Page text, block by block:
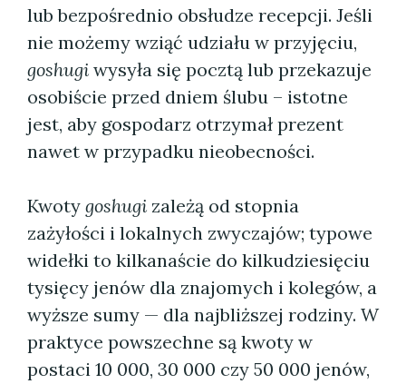
lub bezpośrednio obsłudze recepcji. Jeśli
nie możemy wziąć udziału w przyjęciu,
goshugi wysyła się pocztą lub przekazuje
osobiście przed dniem ślubu – istotne
jest, aby gospodarz otrzymał prezent
nawet w przypadku nieobecności.
Kwoty goshugi zależą od stopnia
zażyłości i lokalnych zwyczajów; typowe
widełki to kilkanaście do kilkudziesięciu
tysięcy jenów dla znajomych i kolegów, a
wyższe sumy — dla najbliższej rodziny. W
praktyce powszechne są kwoty w
postaci 10 000, 30 000 czy 50 000 jenów,